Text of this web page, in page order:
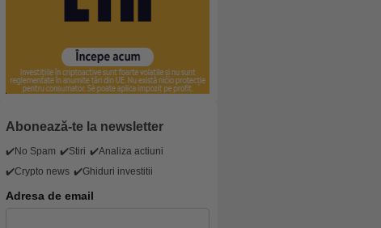
Abonează-te la newsletter
✔️No Spam ✔️Stiri ✔️Analiza actiuni
✔️Crypto news ✔️Ghiduri investitii
Adresa de email